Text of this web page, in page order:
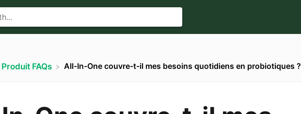
​Produit FAQs All-In-One couvre-t-il mes besoins quotidiens en probiotiques ?